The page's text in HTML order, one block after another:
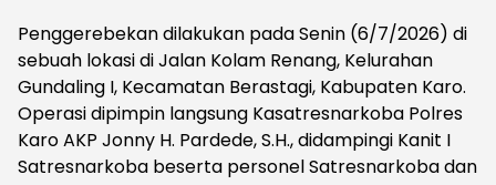
Penggerebekan dilakukan pada Senin (6/7/2026) di
sebuah lokasi di Jalan Kolam Renang, Kelurahan
Gundaling I, Kecamatan Berastagi, Kabupaten Karo.
Operasi dipimpin langsung Kasatresnarkoba Polres
Karo AKP Jonny H. Pardede, S.H., didampingi Kanit I
Satresnarkoba beserta personel Satresnarkoba dan